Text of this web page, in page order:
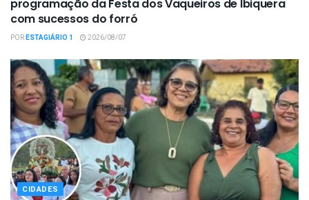
programação da Festa dos Vaqueiros de Ibiquera
com sucessos do forró
PORESTAGIÁRIO 1 2026/08/07
CIDADES